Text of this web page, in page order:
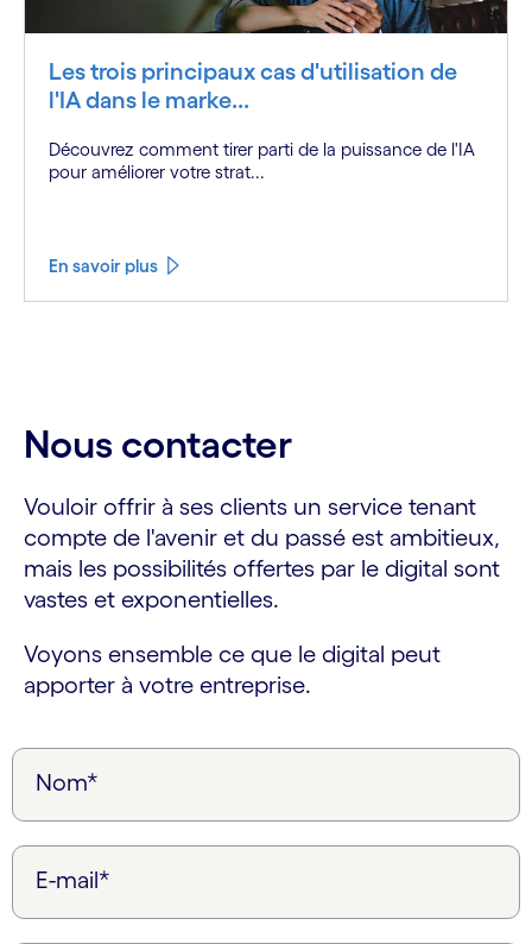
Les trois principaux cas d'utilisation de
l'IA dans le marke...
Découvrez comment tirer parti de la puissance de l'IA
pour améliorer votre strat...
En savoir plus
Nous contacter
Vouloir offrir à ses clients un service tenant
compte de l'avenir et du passé est ambitieux,
mais les possibilités offertes par le digital sont
vastes et exponentielles.
Voyons ensemble ce que le digital peut
apporter à votre entreprise.
Nom*
E-mail*